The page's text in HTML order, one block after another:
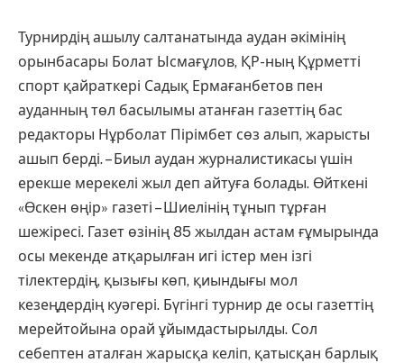
Турнирдің ашылу салтанатында аудан әкімінің
орынбасары Болат Ысмағұлов, ҚР-ның Құрметті
спорт қайраткері Садық Ермағанбетов пен
ауданның төл басылымы атанған газеттің бас
редакторы Нұрболат Пірімбет сөз алып, жарысты
ашып берді. – Биыл аудан журналистикасы үшін
ерекше мерекелі жыл деп айтуға болады. Өйткені
«Өскен өңір» газеті – Шиелінің тұнып тұрған
шежіресі. Газет өзінің 85 жылдан астам ғұмырында
осы мекенде атқарылған игі істер мен ізгі
тілектердің, қызығы көп, қиындығы мол
кезеңдердің куәгері. Бүгінгі турнир де осы газеттің
мерейтойына орай ұйымдастырылды. Сол
себептен аталған жарысқа келіп, қатысқан барлық